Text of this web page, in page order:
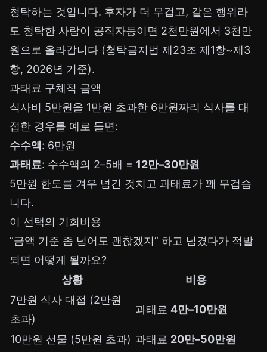
청탁하는 것입니다. 후자가 더 무겁고, 같은 행위라
도 청탁한 사람이 공직자등이면 2천만원에서 3천만
원으로 올라갑니다 (청탁금지법 제23조 제1항~제3
항, 2026년 기준).
과태료 구체적 금액
식사비 5만원을 1만원 초과한 6만원짜리 식사를 대
접한 경우를 예로 들면:
수수액: 6만원
과태료: 수수액의 2–5배 = 12만–30만원
5만원 한도를 겨우 넘긴 것치고 과태료가 꽤 무겁습
니다.
이 선택의 기회비용
“금액 기준 좀 넘어도 괜찮겠지” 하고 넘겼다가 적발
되면 어떻게 될까요?
상황
비용
7만원 식사 대접 (2만원
초과)
과태료 4만–10만원
10만원 선물 (5만원 초과) 과태료 20만–50만원